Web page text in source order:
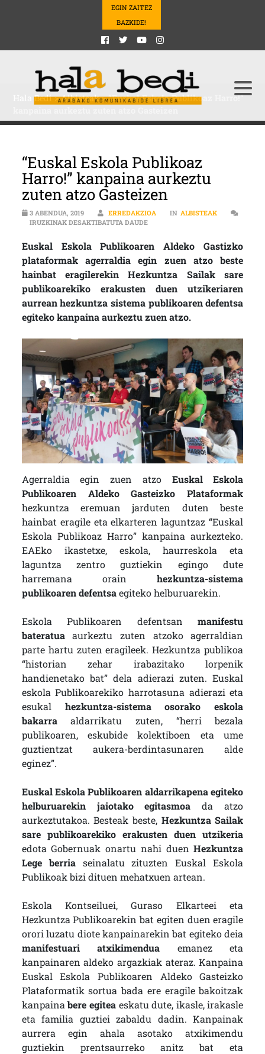
EGIN ZAITEZ
BAZKIDE!
Hala Bedi>Albisteak>“Euskal Eskola Publikoaz Harro!”
“Euskal Eskola Publikoaz
Harro!” kanpaina aurkeztu
zuten atzo Gasteizen
3 ABENDUA, 2019 ERREDAKZIOA IN ALBISTEAK
IRUZKINAK DESAKTIBATUTA DAUDE“EUSKAL ESKOLA PUBLIKOAZ
Euskal Eskola Publikoaren Aldeko Gastizko
plataformak agerraldia egin zuen atzo beste
hainbat eragilerekin Hezkuntza Sailak sare
publikoarekiko erakusten duen utzikeriaren
aurrean hezkuntza sistema publikoaren defentsa
egiteko kanpaina aurkeztu zuen atzo.
Agerraldia egin zuen atzo Euskal Eskola
Publikoaren Aldeko Gasteizko Plataformak
hezkuntza eremuan jarduten duten beste
hainbat eragile eta elkarteren laguntzaz “Euskal
Eskola Publikoaz Harro” kanpaina aurkezteko.
EAEko ikastetxe, eskola, haurreskola eta
laguntza zentro guztiekin egingo dute
harremana orainhezkuntza-sistema
publikoaren defentsaegiteko helburuarekin.
Eskola Publikoaren defentsanmanifestu
bateratuaaurkeztu zuten atzoko agerraldian
parte hartu zuten eragileek. Hezkuntza publikoa
“historian zehar irabazitako lorpenik
handienetako bat” dela adierazi zuten. Euskal
eskola Publikoarekiko harrotasuna adierazi eta
esukal hezkuntza-sistema osorako eskola
bakarraaldarrikatu zuten, “herri bezala
publikoaren, eskubide kolektiboen eta ume
guztientzat aukera-berdintasunaren alde
eginez”.
Euskal Eskola Publikoaren aldarrikapena egiteko
helburuarekin jaiotako egitasmoa da atzo
aurkeztutakoa. Besteak beste, Hezkuntza Sailak
sare publikoarekiko erakusten duen utzikeria
edota Gobernuak onartu nahi duen Hezkuntza
Lege berriaseinalatu zituzten Euskal Eskola
Publikoak bizi dituen mehatxuen artean.
Eskola Kontseiluei, Guraso Elkarteei eta
Hezkuntza Publikoarekin bat egiten duen eragile
orori luzatu diote kanpainarekin bat egiteko deia
manifestuari atxikimendua emanez eta
kanpainaren aldeko argazkiak ateraz. Kanpaina
Euskal Eskola Publikoaren Aldeko Gasteizko
Plataformatik sortua bada ere eragile bakoitzak
kanpainabere egiteaeskatu dute, ikasle, irakasle
eta familia guztiei zabaldu dadin. Kanpainak
aurrera egin ahala asotako atxikimendu
guztiekin prentsaurreko anitz bat eta